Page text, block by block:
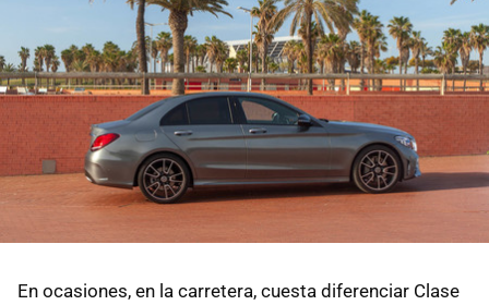
En ocasiones, en la carretera, cuesta diferenciar Clase